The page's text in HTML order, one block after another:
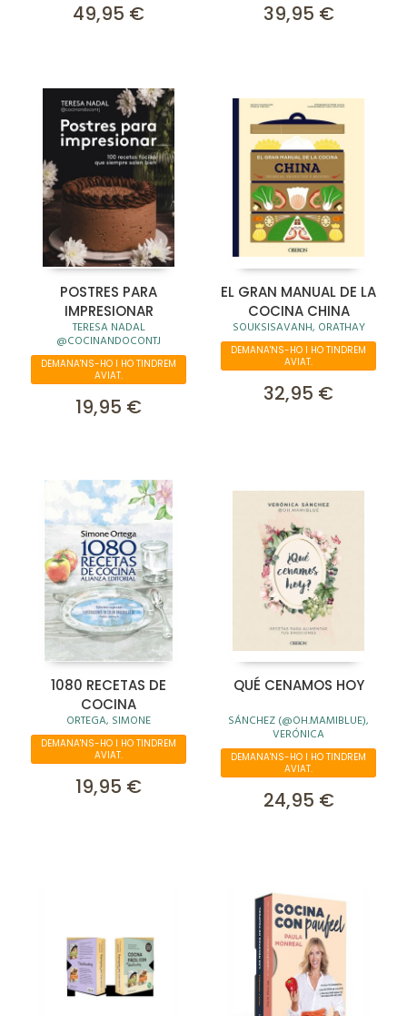
49,95 € 39,95 €
POSTRES PARA
IMPRESIONAR
TERESA NADAL
@COCINANDOCONTJ
DEMANA'NS-HO I HO TINDREM
AVIAT.
19,95 €
EL GRAN MANUAL DE LA
COCINA CHINA
SOUKSISAVANH, ORATHAY
DEMANA'NS-HO I HO TINDREM
AVIAT.
32,95 €
1080 RECETAS DE
COCINA
ORTEGA, SIMONE
DEMANA'NS-HO I HO TINDREM
AVIAT.
19,95 €
QUÉ CENAMOS HOY
SÁNCHEZ (@OH.MAMIBLUE),
VERÓNICA
DEMANA'NS-HO I HO TINDREM
AVIAT.
24,95 €